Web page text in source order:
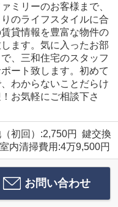
ミリーのお客様まで、
のライフスタイルに合
貸情報を豊富な物件の
ます。気に入ったお部
、三和住宅のスタッフ
ート致します。初めて
わからないことだらけ
お気軽にご相談下さ
（初回）:2,750円 鍵交換
内清掃費用:4万9,500円
お問い合わせ